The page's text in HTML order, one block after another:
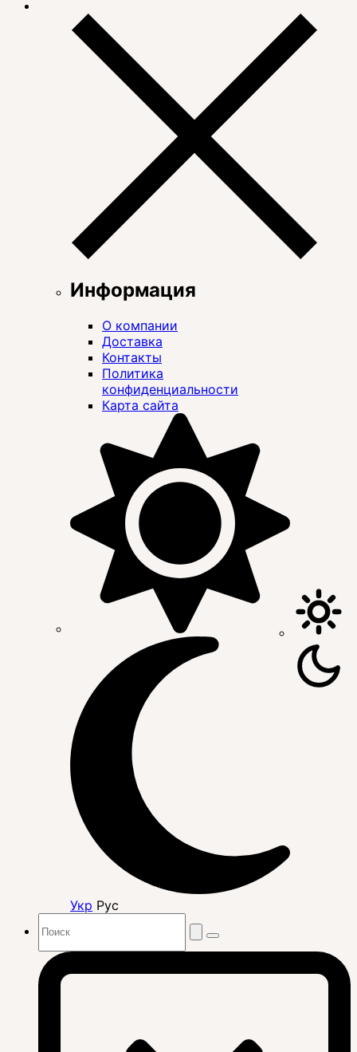
Информация
О компании
Доставка
Контакты
Политика
конфиденциальности
Карта сайта
Укр Рус